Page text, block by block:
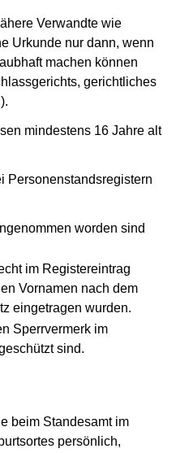
Verwandte wie
Urkunde nur dann, wenn
machen können
gerichtliches
mindestens 16 Jahre alt
Personenstandsregistern
worden sind
im Registereintrag
Vornamen nach dem
eingetragen wurden.
Sperrvermerk im
sind.
beim Standesamt im
persönlich,